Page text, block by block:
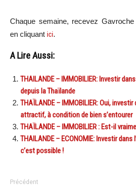
Chaque semaine, recevez
en cliquant ici.
A Lire Aussi:
THAILANDE – IMMOBILIER: Investir
depuis la Thaïlande
THAÏLANDE – IMMOBILIER: Oui,
attractif, à condition de bien s’entourer
THAÏLANDE – IMMOBILIER : Est-il
THAILANDE – ECONOMIE: Investir
c’est possible !
Précédent